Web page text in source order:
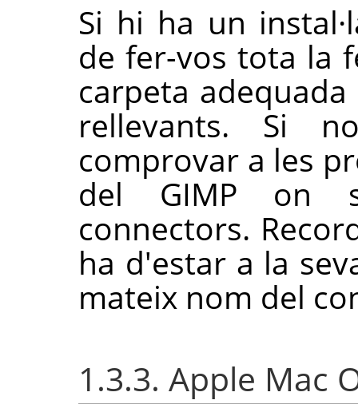
Si hi ha un
de fer-vos tota la
carpeta
rellevants. Si
comprovar a les
del GIMP on
connectors.
ha d'estar a la
mateix nom del
1.3.3. Apple Mac